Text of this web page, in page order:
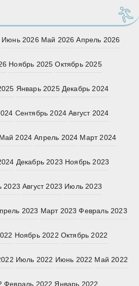
Июнь 2026 Май 2026 Апрель 2026
Ноябрь 2025 Октябрь 2025
Январь 2025 Декабрь 2024
Сентябрь 2024 Август 2024
Май 2024 Апрель 2024 Март 2024
Декабрь 2023 Ноябрь 2023
2023 Август 2023 Июль 2023
2023 Март 2023 Февраль 2023
Ноябрь 2022 Октябрь 2022
Июль 2022 Июнь 2022 Май 2022
Февраль 2022 Январь 2022